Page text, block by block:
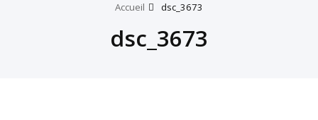
Accueil dsc_3673
dsc_3673